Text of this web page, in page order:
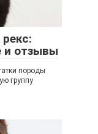
и отзывы
породы
группу